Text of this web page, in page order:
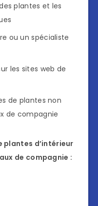
plantes et les
ou un spécialiste
les sites web de
de plantes non
de compagnie
plantes d’intérieur
de compagnie :